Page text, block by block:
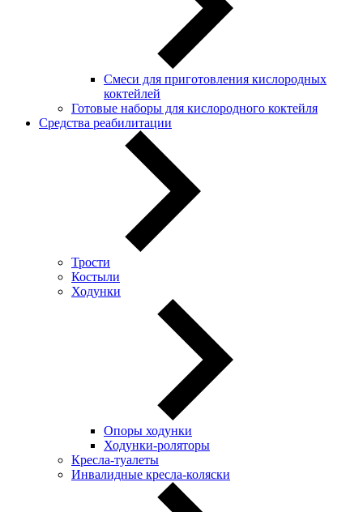
Смеси для приготовления кислородных
коктейлей
Готовые наборы для кислородного коктейля
Средства реабилитации
Трости
Костыли
Ходунки
Опоры ходунки
Ходунки-роляторы
Кресла-туалеты
Инвалидные кресла-коляски